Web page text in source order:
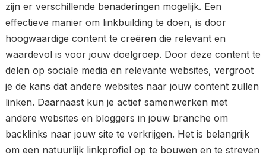
zijn er verschillende benaderingen mogelijk. Een
effectieve manier om linkbuilding te doen, is door
hoogwaardige content te creëren die relevant en
waardevol is voor jouw doelgroep. Door deze content te
delen op sociale media en relevante websites, vergroot
je de kans dat andere websites naar jouw content zullen
linken. Daarnaast kun je actief samenwerken met
andere websites en bloggers in jouw branche om
backlinks naar jouw site te verkrijgen. Het is belangrijk
om een natuurlijk linkprofiel op te bouwen en te streven